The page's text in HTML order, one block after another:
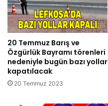
20 Temmuz Barış ve
Özgürlük Bayramı törenleri
nedeniyle bugün bazı yollar
kapatılacak
20 Temmuz 2023